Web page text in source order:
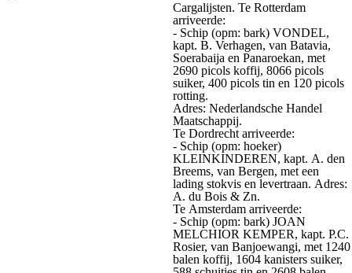
Cargalijsten. Te Rotterdam
arriveerde:
- Schip (opm: bark) VONDEL,
kapt. B. Verhagen, van Batavia,
Soerabaija en Panaroekan, met
2690 picols koffij, 8066 picols
suiker, 400 picols tin en 120 picols
rotting.
Adres: Nederlandsche Handel
Maatschappij.
Te Dordrecht arriveerde:
- Schip (opm: hoeker)
KLEINKINDEREN, kapt. A. den
Breems, van Bergen, met een
lading stokvis en levertraan. Adres:
A. du Bois & Zn.
Te Amsterdam arriveerde:
- Schip (opm: bark) JOAN
MELCHIOR KEMPER, kapt. P.C.
Rosier, van Banjoewangi, met 1240
balen koffij, 1604 kanisters suiker,